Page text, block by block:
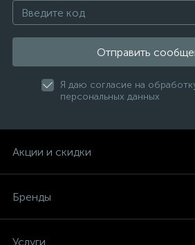
Отправить
Я даю согласие на
персональных данных
Акции и скидки
Бренды
Услуги